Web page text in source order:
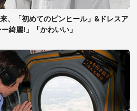
、「初めてのピンヒール」&ドレスア
綺麗!」「かわいい」